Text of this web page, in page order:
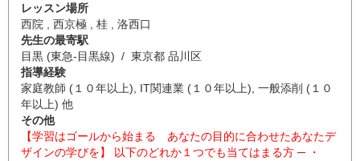
レッスン場所
西院 , 西京極 , 桂 , 洛西口
先生の最寄駅
目黒 (東急-目黒線) / 東京都 品川区
指導経験
家庭教師 (１０年以上), IT関連業 (１０年以上), 一般添削 (１０
年以上) 他
その他
【学習はゴールから始まる あなたの目的に合わせたあなたデ
ザインの学びを】 以下のどれか１つでも当てはまる方 ─ ・